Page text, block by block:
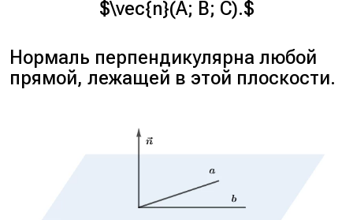
$\vec{n}(A; B; C).$
Нормаль перпендикулярна любой
прямой, лежащей в этой плоскости.